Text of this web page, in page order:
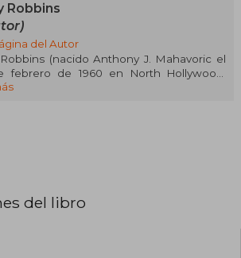
Robbins
del Autor
(nacido Anthony J. Mahavoric el
febrero de 1960 en North Hollywood,
es un reconocido autor, coach y
interior" (1991) y "Inquebrantable" (2017),
del libro